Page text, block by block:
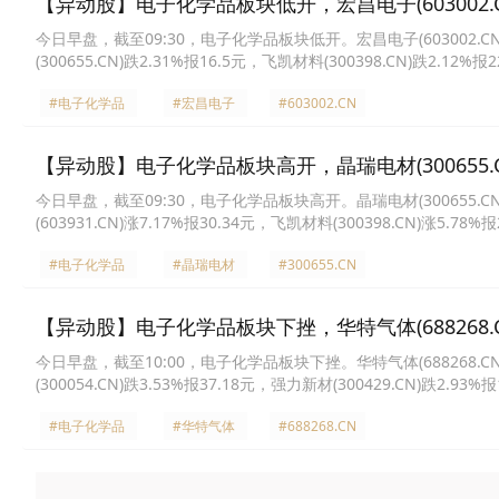
今日早盘，截至09:30，电子化学品板块低开。宏昌电子
(300655.CN)跌2.31%报16.5元，飞凯材料(300398.CN)跌2.12%
#电子化学品 #宏昌电子 #603002.CN
【异动股】电子化学品板块高开，晶瑞电材
今日早盘，截至09:30，电子化学品板块高开。晶瑞电材
(603931.CN)涨7.17%报30.34元，飞凯材料(300398.CN)涨5.78%
#电子化学品 #晶瑞电材 #300655.CN
【异动股】电子化学品板块下挫，华特气体
今日早盘，截至10:00，电子化学品板块下挫。华特气体
(300054.CN)跌3.53%报37.18元，强力新材(300429.CN)跌2.93%
#电子化学品 #华特气体 #688268.CN